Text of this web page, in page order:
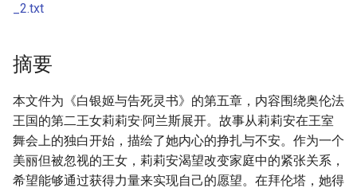
_2.txt
摘要
本文件为《白银姬与告死灵书》的第五章，内容围绕奥伦法
王国的第二王女莉莉安·阿兰斯展开。故事从莉莉安在王室
舞会上的独白开始，描绘了她内心的挣扎与不安。作为一个
美丽但被忽视的王女，莉莉安渴望改变家庭中的紧张关系，
希望能够通过获得力量来实现自己的愿望。在拜伦塔，她得